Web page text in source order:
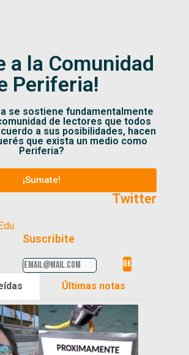
a la Comunidad
Periferia!
se sostiene fundamentalmente
de lectores que todos
a sus posibilidades, hacen
que exista un medio como
Periferia?
¡Sumate!
Twitter
Suscribite
Últimas notas